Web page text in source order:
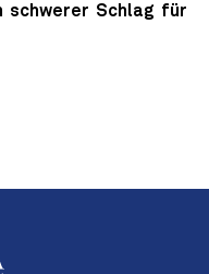
schwerer Schlag für